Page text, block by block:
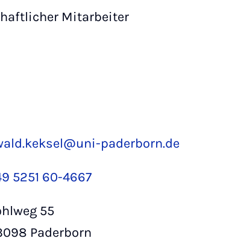
Mitarbeiter
paderborn.de
5251 60-4667
55
Paderborn